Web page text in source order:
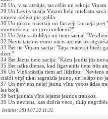
28 Un, visu atstājis, tas cēlās un sekoja Viņam.
29 Un Levijs taisīja Viņam lielu mielastu
viņiem sēdēja pie galda.
30 Un rakstu mācītāji un farizeji kurnēja pret
muitniekiem un grēciniekiem?"
31 Un Jēzus atbildēja un tiem sacīja:
32 Nevis taisnus esmu nācis aicināt uz
33 Bet tie Viņam sacīja: "Jāņa mācekļi bieži
dzer."
34 Bet Jēzus tiem sacīja: "Kāzu ļaudis jūs
35 Bet nāks dienas, kad līgavainis tiem būs
36 Un Viņš stāstīja tiem arī līdzību: "Neviens
citādi viņš tikai sagraizīs jauno, un ielāps no
37 Un neviens nelej jaunu vīnu vecos ādas
ies bojā;
38 bet jaunais vīns lejams jaunos traukos.
39 Un neviens, kas dzēris veco, tūliņ
Iesūtīts: 2014.07.22 11:32